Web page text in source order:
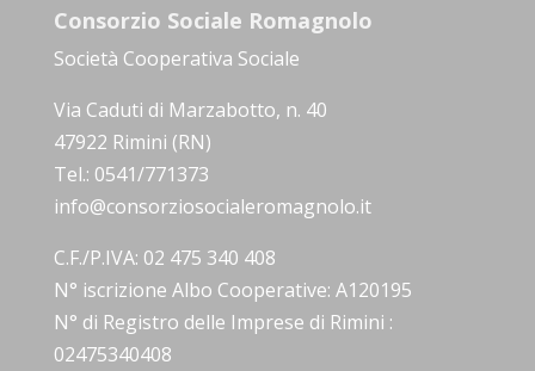
Consorzio Sociale Romagnolo
Società Cooperativa Sociale
Via Caduti di Marzabotto, n. 40
47922 Rimini (RN)
Tel.: 0541/771373
info@consorziosocialeromagnolo.it
C.F./P.IVA: 02 475 340 408
N° iscrizione Albo Cooperative: A120195
N° di Registro delle Imprese di Rimini :
02475340408